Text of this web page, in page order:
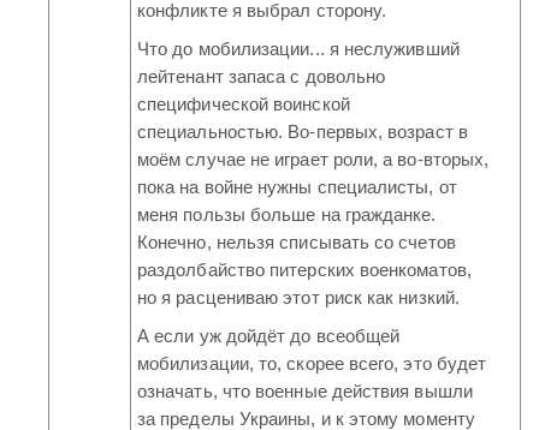
конфликте я выбрал сторону.
Что до мобилизации... я неслуживший
лейтенант запаса с довольно
специфической воинской
специальностью. Во-первых, возраст в
моём случае не играет роли, а во-вторых,
пока на войне нужны специалисты, от
меня пользы больше на гражданке.
Конечно, нельзя списывать со счетов
раздолбайство питерских военкоматов,
но я расцениваю этот риск как низкий.
А если уж дойдёт до всеобщей
мобилизации, то, скорее всего, это будет
означать, что военные действия вышли
за пределы Украины, и к этому моменту